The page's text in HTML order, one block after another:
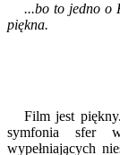
...bo to jedno o
piękna.
Film jest
symfonia sfer
wypełniających